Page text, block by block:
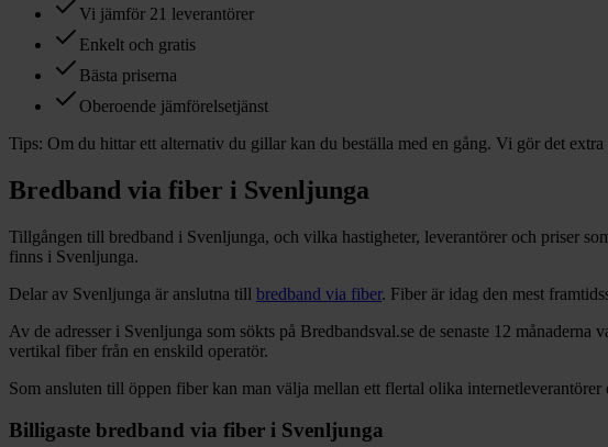
Vi jämför 21 leverantörer
Enkelt och gratis
Bästa priserna
Oberoende jämförelsetjänst
Tips: Om du hittar ett alternativ du gillar kan du beställa med en gång. Vi gör det
Bredband via fiber i Svenljunga
Tillgången till bredband i Svenljunga, och vilka hastigheter, leverantörer och priser
finns i Svenljunga.
Delar av Svenljunga är anslutna till bredband via fiber. Fiber är idag den mest
Av de adresser i Svenljunga som sökts på Bredbandsval.se de senaste 12 månaderna
vertikal fiber från en enskild operatör.
Som ansluten till öppen fiber kan man välja mellan ett flertal olika internetleverantörer
Billigaste bredband via fiber i Svenljunga